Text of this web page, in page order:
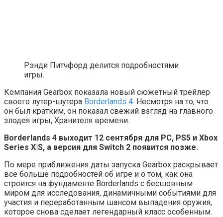
Рэнди Питчфорд делится подробностями
игры.
Компания Gearbox показала новый сюжетный трейлер
своего лутер-шутера Borderlands 4. Несмотря на то, что
он был кратким, он показал свежий взгляд на главного
злодея игры, Хранителя времени.
Borderlands 4 выходит 12 сентября для РС, PS5 и Xbox
Series X|S, а версия для Switch 2 появится позже.
По мере приближения даты запуска Gearbox раскрывает
все больше подробностей об игре и о том, как она
строится на фундаменте Borderlands с бесшовным
миром для исследования, динамичными событиями для
участия и переработанным шансом выпадения оружия,
которое снова сделает легендарный класс особенным.